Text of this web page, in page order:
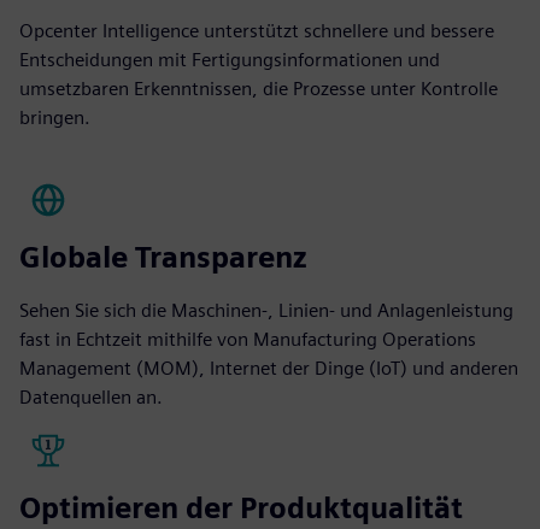
Opcenter Intelligence unterstützt schnellere und bessere
Entscheidungen mit Fertigungsinformationen und
umsetzbaren Erkenntnissen, die Prozesse unter Kontrolle
bringen.
Globale Transparenz
Sehen Sie sich die Maschinen-, Linien- und Anlagenleistung
fast in Echtzeit mithilfe von Manufacturing Operations
Management (MOM), Internet der Dinge (IoT) und anderen
Datenquellen an.
Optimieren der Produktqualität